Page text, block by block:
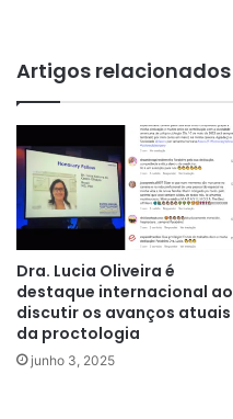
Artigos relacionados
Dra. Lucia Oliveira é
destaque internacional ao
discutir os avanços atuais
da proctologia
junho 3, 2025